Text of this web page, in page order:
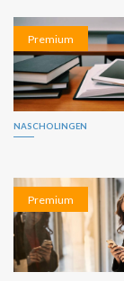
Premium
NASCHOLINGEN
Premium